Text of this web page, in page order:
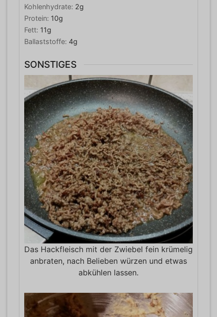
Kohlenhydrate: 2g
Protein: 10g
Fett: 11g
Ballaststoffe: 4g
SONSTIGES
Das Hackfleisch mit der Zwiebel fein krümelig
anbraten, nach Belieben würzen und etwas
abkühlen lassen.